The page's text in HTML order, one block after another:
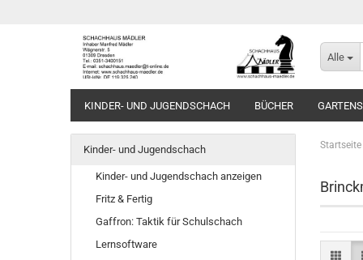
Alle
KINDER- UND JUGENDSCHACH BÜCHER
Startseite
Kinder- und Jugendschach
Kinder- und Jugendschach anzeigen
Fritz & Fertig
Gaffron: Taktik für Schulschach
Lernsoftware